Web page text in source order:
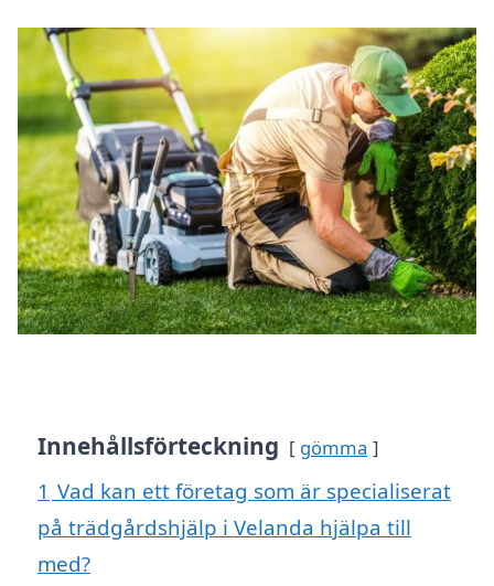
Innehållsförteckning gömma
1 Vad kan ett företag som är specialiserat
på trädgårdshjälp i Velanda hjälpa till
med?